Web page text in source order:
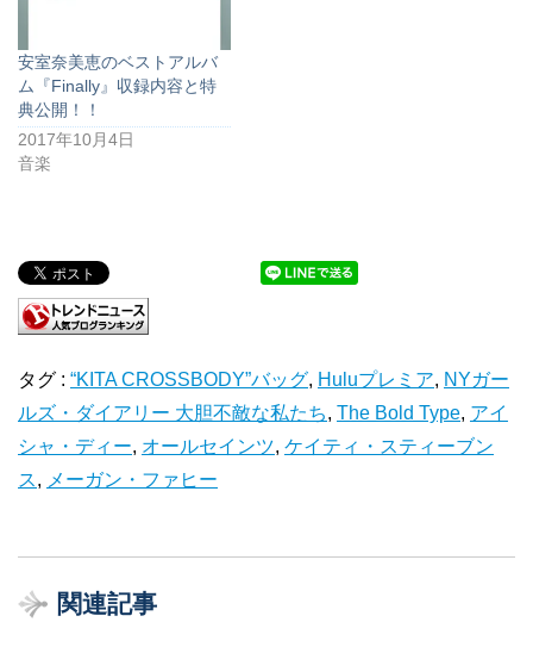
安室奈美恵のベストアルバ
ム『Finally』収録内容と特
典公開！！
2017年10月4日
音楽
タグ : “KITA CROSSBODY”バッグ, Huluプレミア, NYガー
ルズ・ダイアリー 大胆不敵な私たち, The Bold Type, アイ
シャ・ディー, オールセインツ, ケイティ・スティーブン
ス, メーガン・ファヒー
関連記事